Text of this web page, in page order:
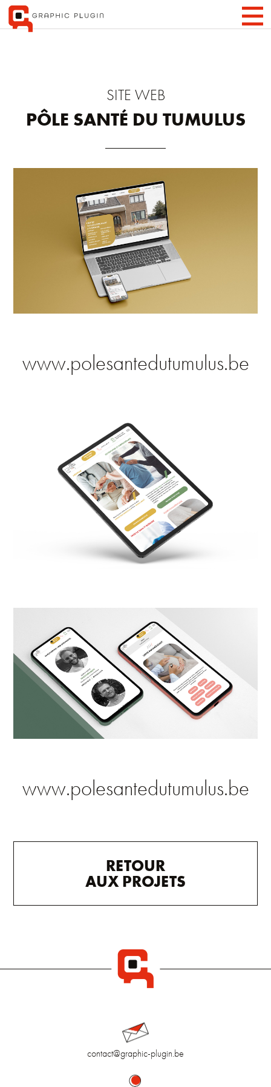
SITE WEB
PÔLE SANTÉ DU TUMULUS
www.polesantedutumulus.be
www.polesantedutumulus.be
RETOUR
AUX PROJETS
contact@graphic-plugin.be